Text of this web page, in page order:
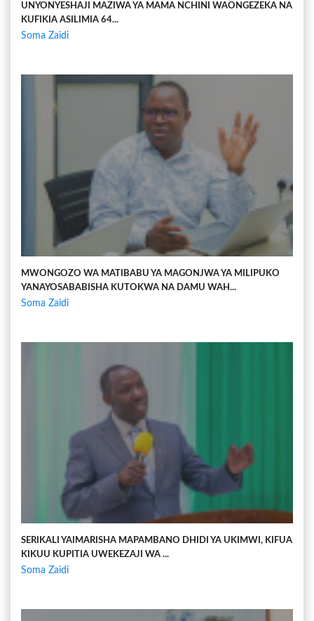
UNYONYESHAJI MAZIWA YA MAMA NCHINI WAONGEZEKA NA
KUFIKIA ASILIMIA 64...
Soma Zaidi
MWONGOZO WA MATIBABU YA MAGONJWA YA MILIPUKO
YANAYOSABABISHA KUTOKWA NA DAMU WAH...
Soma Zaidi
SERIKALI YAIMARISHA MAPAMBANO DHIDI YA UKIMWI, KIFUA
KIKUU KUPITIA UWEKEZAJI WA ...
Soma Zaidi